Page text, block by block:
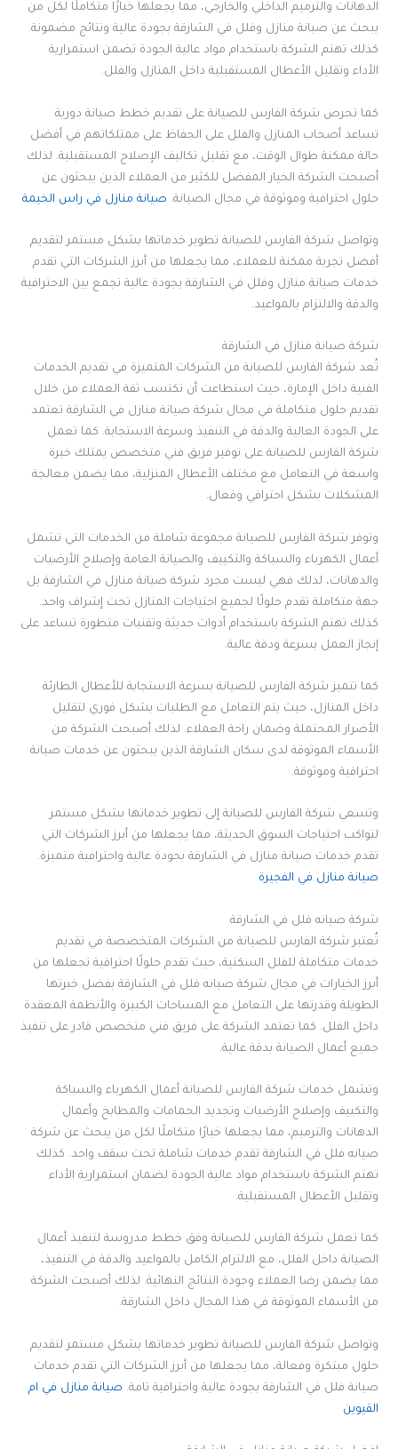
الدهانات والترميم الداخلي والخارجي، مما يجعلها خيارًا متكاملًا لكل من
يبحث عن صيانة منازل وفلل في الشارقة بجودة عالية ونتائج مضمونة.
كذلك تهتم الشركة باستخدام مواد عالية الجودة تضمن استمرارية
الأداء وتقليل الأعطال المستقبلية داخل المنازل والفلل.
كما تحرص شركة الفارس للصيانة على تقديم خطط صيانة دورية
تساعد أصحاب المنازل والفلل على الحفاظ على ممتلكاتهم في أفضل
حالة ممكنة طوال الوقت، مع تقليل تكاليف الإصلاح المستقبلية. لذلك
أصبحت الشركة الخيار المفضل للكثير من العملاء الذين يبحثون عن
حلول احترافية وموثوقة في مجال الصيانة. صيانة منازل في راس الخيمة
وتواصل شركة الفارس للصيانة تطوير خدماتها بشكل مستمر لتقديم
أفضل تجربة ممكنة للعملاء، مما يجعلها من أبرز الشركات التي تقدم
خدمات صيانة منازل وفلل في الشارقة بجودة عالية تجمع بين الاحترافية
والدقة والالتزام بالمواعيد.
شركة صيانة منازل في الشارقة
تُعد شركة الفارس للصيانة من الشركات المتميزة في تقديم الخدمات
الفنية داخل الإمارة، حيث استطاعت أن تكتسب ثقة العملاء من خلال
تقديم حلول متكاملة في مجال شركة صيانة منازل في الشارقة تعتمد
على الجودة العالية والدقة في التنفيذ وسرعة الاستجابة. كما تعمل
شركة الفارس للصيانة على توفير فريق فني متخصص يمتلك خبرة
واسعة في التعامل مع مختلف الأعطال المنزلية، مما يضمن معالجة
المشكلات بشكل احترافي وفعال.
وتوفر شركة الفارس للصيانة مجموعة شاملة من الخدمات التي تشمل
أعمال الكهرباء والسباكة والتكييف والصيانة العامة وإصلاح الأرضيات
والدهانات، لذلك فهي ليست مجرد شركة صيانة منازل في الشارقة بل
جهة متكاملة تقدم حلولًا لجميع احتياجات المنازل تحت إشراف واحد.
كذلك تهتم الشركة باستخدام أدوات حديثة وتقنيات متطورة تساعد على
إنجاز العمل بسرعة ودقة عالية.
كما تتميز شركة الفارس للصيانة بسرعة الاستجابة للأعطال الطارئة
داخل المنازل، حيث يتم التعامل مع الطلبات بشكل فوري لتقليل
الأضرار المحتملة وضمان راحة العملاء. لذلك أصبحت الشركة من
الأسماء الموثوقة لدى سكان الشارقة الذين يبحثون عن خدمات صيانة
احترافية وموثوقة.
وتسعى شركة الفارس للصيانة إلى تطوير خدماتها بشكل مستمر
لتواكب احتياجات السوق الحديثة، مما يجعلها من أبرز الشركات التي
تقدم خدمات صيانة منازل في الشارقة بجودة عالية واحترافية متميزة.
صيانة منازل في الفجيرة
شركة صيانه فلل في الشارقة
تُعتبر شركة الفارس للصيانة من الشركات المتخصصة في تقديم
خدمات متكاملة للفلل السكنية، حيث تقدم حلولًا احترافية تجعلها من
أبرز الخيارات في مجال شركة صيانه فلل في الشارقة بفضل خبرتها
الطويلة وقدرتها على التعامل مع المساحات الكبيرة والأنظمة المعقدة
داخل الفلل. كما تعتمد الشركة على فريق فني متخصص قادر على تنفيذ
جميع أعمال الصيانة بدقة عالية.
وتشمل خدمات شركة الفارس للصيانة أعمال الكهرباء والسباكة
والتكييف وإصلاح الأرضيات وتجديد الحمامات والمطابخ وأعمال
الدهانات والترميم، مما يجعلها خيارًا متكاملًا لكل من يبحث عن شركة
صيانه فلل في الشارقة تقدم خدمات شاملة تحت سقف واحد. كذلك
تهتم الشركة باستخدام مواد عالية الجودة لضمان استمرارية الأداء
وتقليل الأعطال المستقبلية.
كما تعمل شركة الفارس للصيانة وفق خطط مدروسة لتنفيذ أعمال
الصيانة داخل الفلل، مع الالتزام الكامل بالمواعيد والدقة في التنفيذ،
مما يضمن رضا العملاء وجودة النتائج النهائية. لذلك أصبحت الشركة
من الأسماء الموثوقة في هذا المجال داخل الشارقة.
وتواصل شركة الفارس للصيانة تطوير خدماتها بشكل مستمر لتقديم
حلول مبتكرة وفعالة، مما يجعلها من أبرز الشركات التي تقدم خدمات
صيانة فلل في الشارقة بجودة عالية واحترافية تامة. صيانة منازل في ام
القيوين